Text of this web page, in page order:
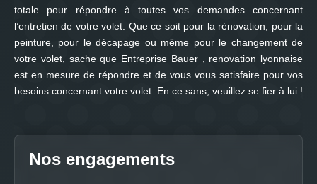
totale pour répondre à toutes vos demandes concernant
l’entretien de votre volet. Que ce soit pour la rénovation, pour la
peinture, pour le décapage ou même pour le changement de
votre volet, sache que Entreprise Bauer , renovation lyonnaise
est en mesure de répondre et de vous vous satisfaire pour vos
besoins concernant votre volet. En ce sans, veuillez se fier à lui !
Nos engagements